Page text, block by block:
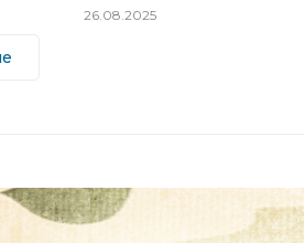
26.08.2025